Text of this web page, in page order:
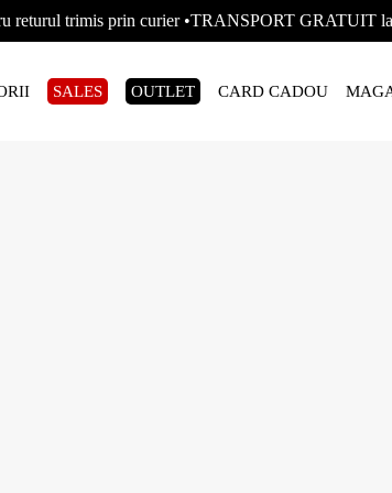
returul trimis prin curier •TRANSPORT GRATUIT
SALES OUTLET CARD CADOU